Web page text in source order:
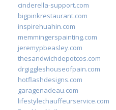
cinderella-support.com
bigpinkrestaurant.com
inspirehuahin.com
memmingerspainting.com
jeremypbeasley.com
thesandwichdepotcos.com
drgiggleshouseofpain.com
hotflashdesigns.com
garagenadeau.com
lifestylechauffeurservice.com